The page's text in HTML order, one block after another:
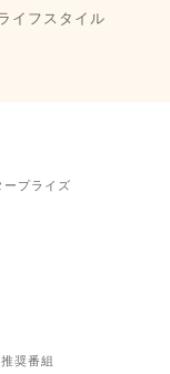
イフスタイル
ープライズ
奨番組